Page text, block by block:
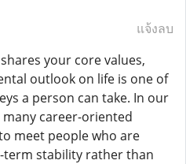
แจ้งลบ
your core values,
outlook on life is one of
a person can take. In our
career-oriented
meet people who are
term stability rather than